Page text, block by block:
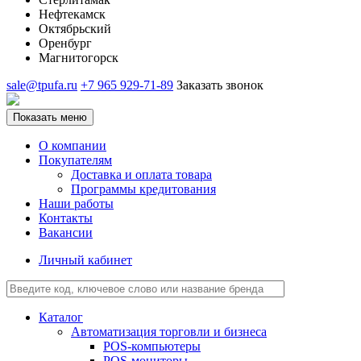
Нефтекамск
Октябрьский
Оренбург
Магнитогорск
sale@tpufa.ru +7 965 929-71-89 Заказать звонок
Показать меню
О компании
Покупателям
Доставка и оплата товара
Программы кредитования
Наши работы
Контакты
Вакансии
Личный кабинет
Каталог
Автоматизация торговли и бизнеса
POS-компьютеры